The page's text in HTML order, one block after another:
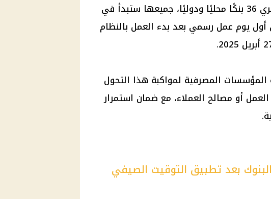
ويعمل في السوق المصرفي المصري 36 بنكًا محليًا ودوليًا، جميعها ستبدأ في
أول يوم عمل رسمي بعد بدء العمل بالنظام
المؤسسات المصرفية لمواكبة هذا التحول
أو مصالح العملاء، مع ضمان استمرار
بعد تطبيق التوقيت الصيفي